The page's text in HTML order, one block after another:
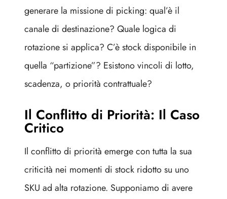
generare la missione di picking: qual’è il
canale di destinazione? Quale logica di
rotazione si applica? C’è stock disponibile in
quella “partizione”? Esistono vincoli di lotto,
scadenza, o priorità contrattuale?
Il Conflitto di Priorità: Il Caso
Critico
Il conflitto di priorità emerge con tutta la sua
criticità nei momenti di stock ridotto su uno
SKU ad alta rotazione. Supponiamo di avere